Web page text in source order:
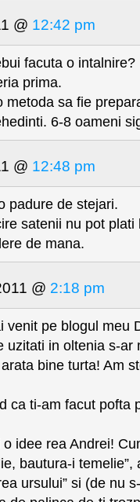
@ 12:42 pm
facuta o intalnire?
prima.
metoda sa fie
6-8 oameni
@ 12:48 pm
padure de stejari.
satenii nu pot
de mana.
@ 2:18 pm
venit pe blogul meu
uzitati in oltenia s-ar
bine turta! Am
ca ti-am facut pofta
idee rea Andrei!
bautura-i temelie”,
ursului” si (de nu